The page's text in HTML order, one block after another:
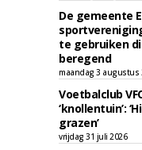
De gemeente
te gebruiken
beregend
maandag 3 augustus
Voetbalclub
‘knollentuin’:
grazen’
vrijdag 31 juli 2026